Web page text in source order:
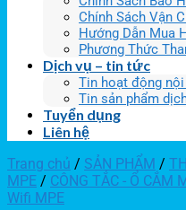
Chính Sách Vận
Hướng Dẫn Mua
Phương Thức
Dịch vụ – tin tức
Tin hoạt động
Tin sản phẩm
Tuyển dụng
Liên hệ
Trang chủ / SẢN PHẨM /
MPE / CÔNG TẮC - Ổ CẮM
Wifi MPE